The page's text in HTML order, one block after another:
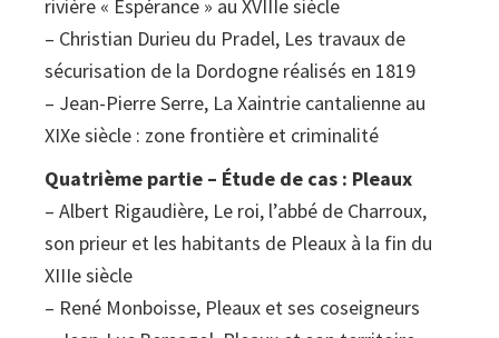
rivière « Espérance » au XVIIIe siècle
– Christian Durieu du Pradel, Les travaux de
sécurisation de la Dordogne réalisés en 1819
– Jean-Pierre Serre, La Xaintrie cantalienne au
XIXe siècle : zone frontière et criminalité
Quatrième partie – Étude de cas : Pleaux
– Albert Rigaudière, Le roi, l’abbé de Charroux,
son prieur et les habitants de Pleaux à la fin du
XIIIe siècle
– René Monboisse, Pleaux et ses coseigneurs